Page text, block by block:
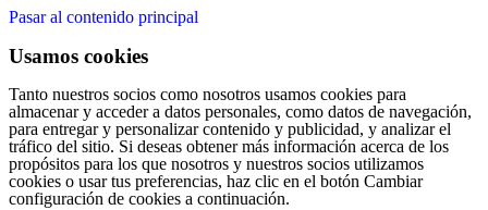
Pasar al contenido principal
Usamos cookies
Tanto nuestros socios como nosotros usamos cookies para
almacenar y acceder a datos personales, como datos de navegación,
para entregar y personalizar contenido y publicidad, y analizar el
tráfico del sitio. Si deseas obtener más información acerca de los
propósitos para los que nosotros y nuestros socios utilizamos
cookies o usar tus preferencias, haz clic en el botón Cambiar
configuración de cookies a continuación.